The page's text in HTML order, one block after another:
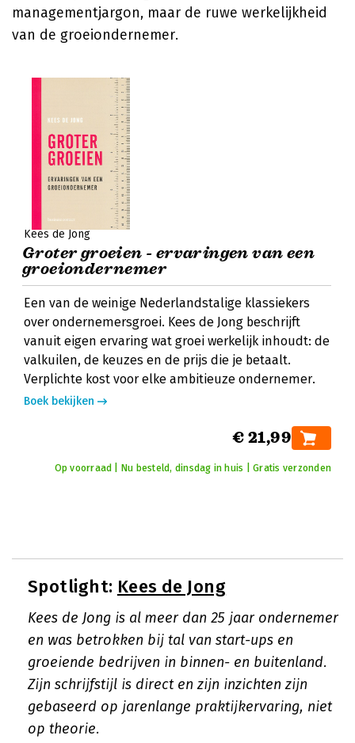
managementjargon, maar de ruwe werkelijkheid
van de groeiondernemer.
Kees de Jong
Groter groeien - ervaringen van een
groeiondernemer
Een van de weinige Nederlandstalige klassiekers
over ondernemersgroei. Kees de Jong beschrijft
vanuit eigen ervaring wat groei werkelijk inhoudt: de
valkuilen, de keuzes en de prijs die je betaalt.
Verplichte kost voor elke ambitieuze ondernemer.
Boek bekijken
€ 21,99
Op voorraad | Nu besteld, dinsdag in huis | Gratis verzonden
Spotlight: Kees de Jong
Kees de Jong is al meer dan 25 jaar ondernemer
en was betrokken bij tal van start-ups en
groeiende bedrijven in binnen- en buitenland.
Zijn schrijfstijl is direct en zijn inzichten zijn
gebaseerd op jarenlange praktijkervaring, niet
op theorie.